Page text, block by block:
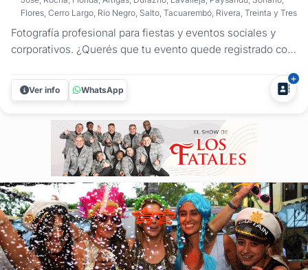
Flores, Cerro Largo, Río Negro, Salto, Tacuarembó, Rivera, Treinta y Tres
Fotografía profesional para fiestas y eventos sociales y
corporativos. ¿Querés que tu evento quede registrado con
se vivió? En CaroRoig Fotografía me especializo en
fotografía de eventos en Uruguay, captando cada momento
Ver info WhatsApp